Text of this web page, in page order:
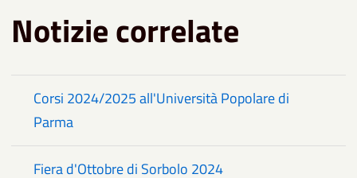
Notizie correlate
Corsi 2024/2025 all'Università Popolare di
Parma
Fiera d'Ottobre di Sorbolo 2024